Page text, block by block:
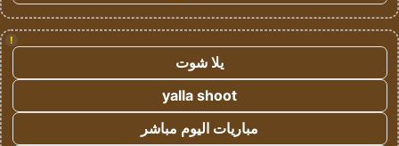
!
يلا شوت
yalla shoot
مباريات اليوم مباشر